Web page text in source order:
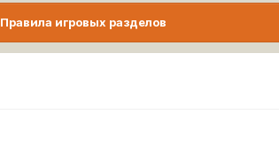
Правила игровых разделов